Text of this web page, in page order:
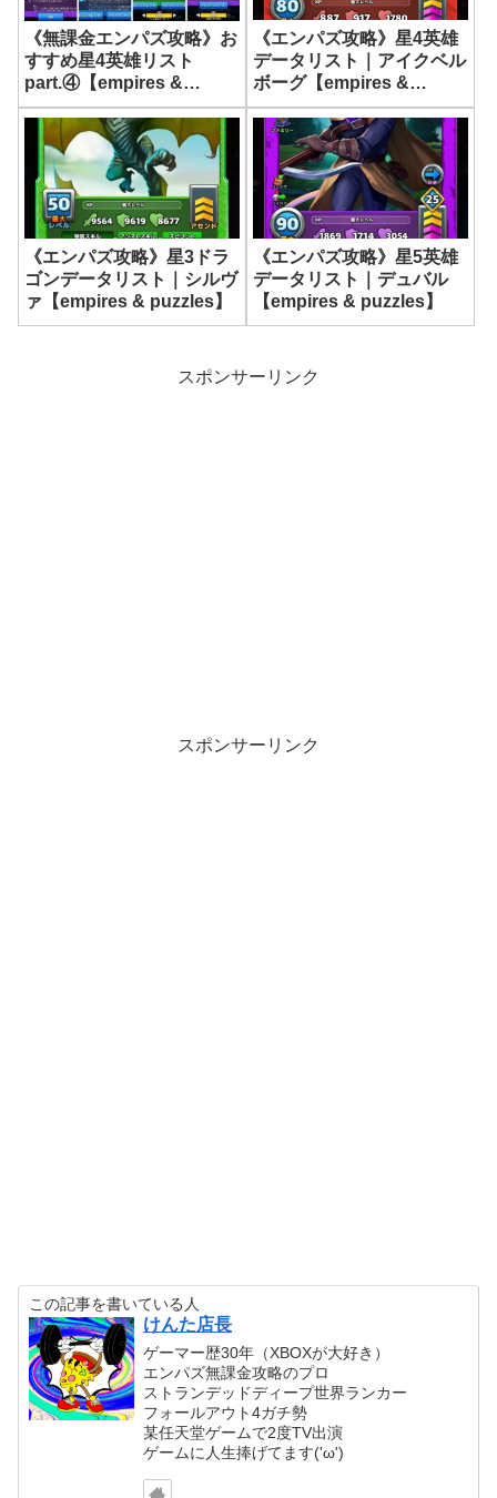
《無課金エンパズ攻略》お
すすめ星4英雄リスト
part.④【empires &
puzzles】
《エンパズ攻略》星4英雄
データリスト｜アイクベル
ボーグ【empires &
puzzles】
《エンパズ攻略》星3ドラ
ゴンデータリスト｜シルヴ
ァ【empires & puzzles】
《エンパズ攻略》星5英雄
データリスト｜デュバル
【empires & puzzles】
スポンサーリンク
スポンサーリンク
この記事を書いている人
けんた店長
ゲーマー歴30年（XBOXが大好き）
エンパズ無課金攻略のプロ
ストランデッドディープ世界ランカー
フォールアウト4ガチ勢
某任天堂ゲームで2度TV出演
ゲームに人生捧げてます('ω')